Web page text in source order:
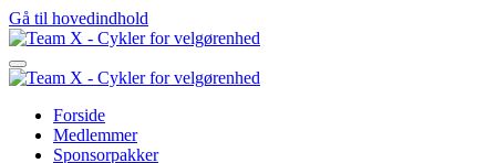
Gå til hovedindhold
Forside
Medlemmer
Sponsorpakker